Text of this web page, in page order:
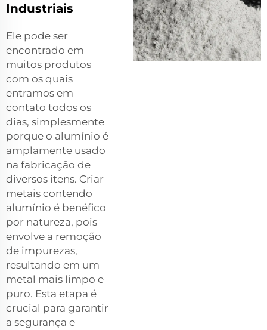
Industriais
Ele pode ser
encontrado em
muitos produtos
com os quais
entramos em
contato todos os
dias, simplesmente
porque o alumínio é
amplamente usado
na fabricação de
diversos itens. Criar
metais contendo
alumínio é benéfico
por natureza, pois
envolve a remoção
de impurezas,
resultando em um
metal mais limpo e
puro. Esta etapa é
crucial para garantir
a segurança e